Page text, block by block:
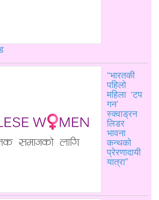
“भारतकी
पहिलो
महिला ‘टप
गन’
स्क्वाड्रन
लिडर
भावना
कन्थको
प्रेरणादायी
यात्रा”